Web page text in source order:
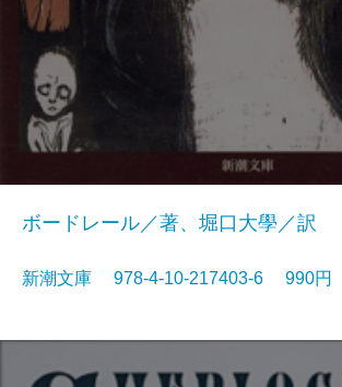
ボードレール／著、堀口大學／訳
新潮文庫 978-4-10-217403-6 990円